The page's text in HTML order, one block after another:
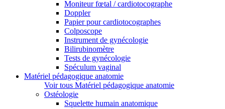
Moniteur fœtal / cardiotocographe
Doppler
Papier pour cardiotocographes
Colposcope
Instrument de gynécologie
Bilirubinomètre
Tests de gynécologie
Spéculum vaginal
Matériel pédagogique anatomie
Voir tous Matériel pédagogique anatomie
Ostéologie
Squelette humain anatomique